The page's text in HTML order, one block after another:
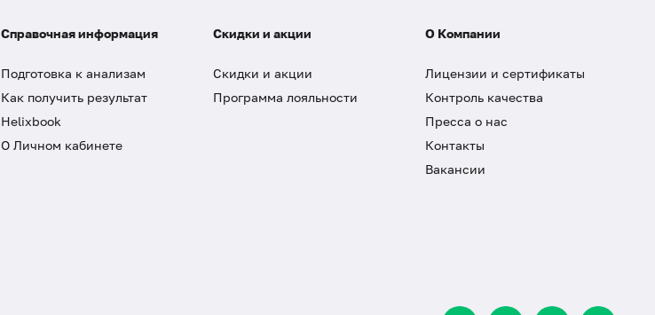
Справочная информация
Подготовка к анализам
Как получить результат
Helixbook
О Личном кабинете
Скидки и акции
Скидки и акции
Программа лояльности
О Компании
Лицензии и сертификаты
Контроль качества
Пресса о нас
Контакты
Вакансии